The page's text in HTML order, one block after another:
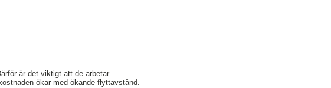
är det viktigt att de arbetar
ökar med ökande flyttavstånd.